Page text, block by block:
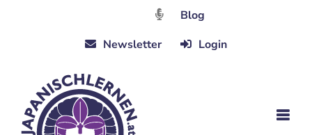
Blog
Newsletter
Login